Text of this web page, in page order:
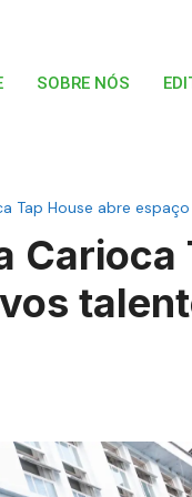
SOBRE NÓS
Tap House abre
Carioca